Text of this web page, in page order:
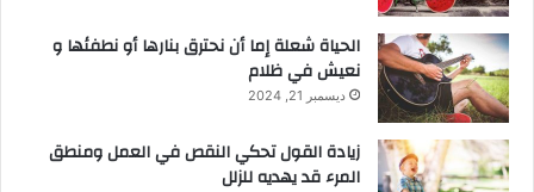
الحياة شعلة إما أن نحترق بنارها أو نطفئها و
نعيش في ظلام
ديسمبر 21, 2024
زيادة القول تحكي النقص في العمل ومنطق
المرء قد يهديه للزلل